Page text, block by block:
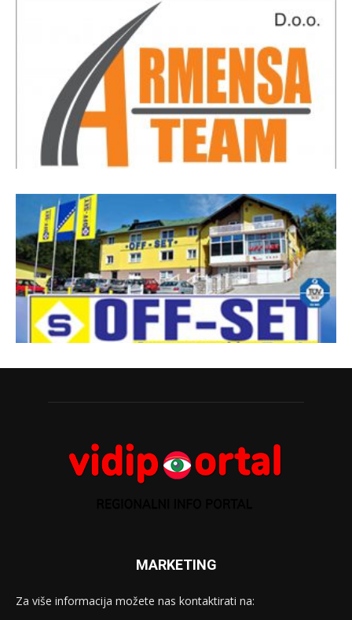
MARKETING
Za više informacija možete nas kontaktirati na: